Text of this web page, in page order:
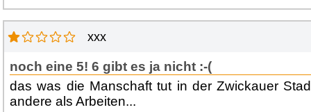
xxx
noch eine 5! 6 gibt es ja nicht :-(
das was die Manschaft tut in der Zwickauer
andere als Arbeiten...